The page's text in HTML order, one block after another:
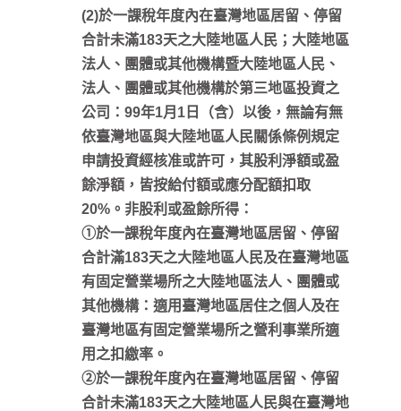
(2)於一課稅年度內在臺灣地區居留、停留
合計未滿183天之大陸地區人民；大陸地區
法人、團體或其他機構暨大陸地區人民、
法人、團體或其他機構於第三地區投資之
公司：99年1月1日（含）以後，無論有無
依臺灣地區與大陸地區人民關係條例規定
申請投資經核准或許可，其股利淨額或盈
餘淨額，皆按給付額或應分配額扣取
20%。非股利或盈餘所得：
①於一課稅年度內在臺灣地區居留、停留
合計滿183天之大陸地區人民及在臺灣地區
有固定營業場所之大陸地區法人、團體或
其他機構：適用臺灣地區居住之個人及在
臺灣地區有固定營業場所之營利事業所適
用之扣繳率。
②於一課稅年度內在臺灣地區居留、停留
合計未滿183天之大陸地區人民與在臺灣地